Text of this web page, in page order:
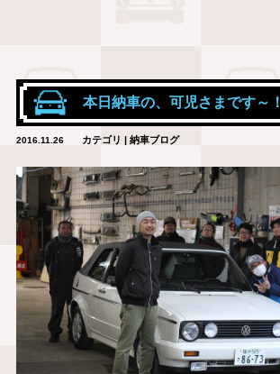
本日納車の、可児さまです～！
2016.11.26 カテゴリ | 納車ブログ